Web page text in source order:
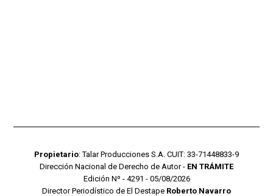
Propietario: Talar Producciones S.A. CUIT: 33-71448833-9
Dirección Nacional de Derecho de Autor - EN TRÁMITE
Edición Nº - 4291 - 05/08/2026
Director Periodístico de El Destape Roberto Navarro